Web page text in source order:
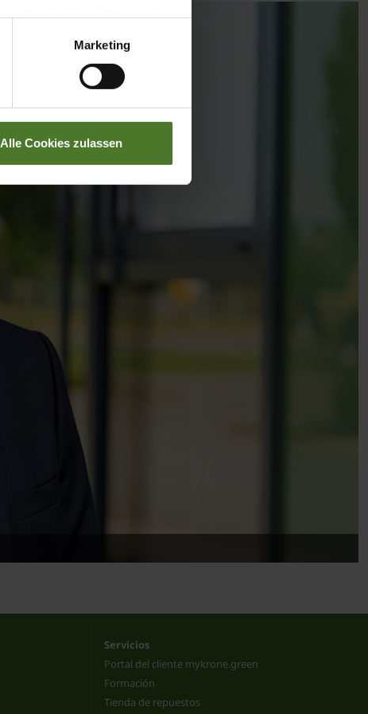
bzgl. übermittelter
Marketing
Alle Cookies zulassen
Servicios
Portal del cliente mykrone.green
Formación
Tienda de repuestos